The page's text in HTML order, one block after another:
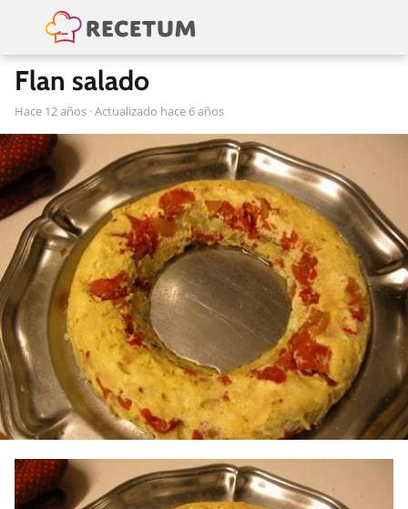
Flan salado
hace 12 años · Actualizado hace 6 años